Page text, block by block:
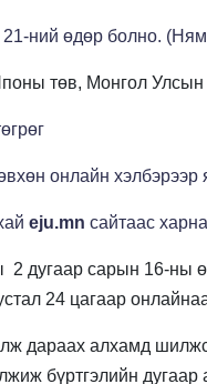
ний өдөр болно. (Ням
төв, Монгол Улсын
онлайн хэлбэрээр
eju.mn сайтаас
2 дугаар сарын 16-ны
цаг дуустал 24 цагаар
дараах алхамд
бүртгэлийн